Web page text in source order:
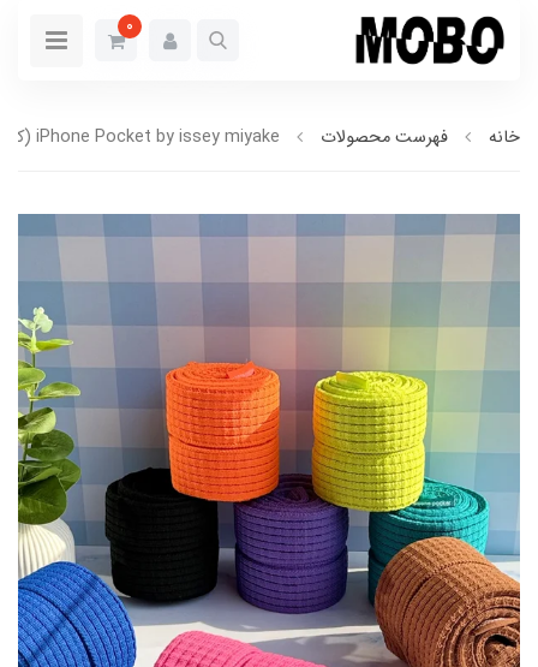
0
خانه فهرست محصولات iPhone Pocket by issey miyake (کدa0310)